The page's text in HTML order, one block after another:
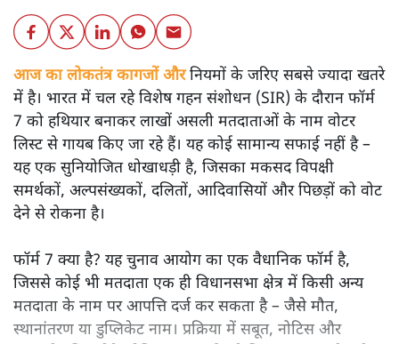
शीतल पी. सिंह
भारत में फॉर्म 7 के कथित दुरुपयोग से मताधिकार पर खतरा बढ़ा है।
पढ़िए, वैश्विक स्तर पर वोटर सप्रेशन की रणनीतियों और भारतीय
लोकतंत्र पर उसके असर की गंभीर पड़ताल।
आज का लोकतंत्र कागजों औरनियमों के जरिए सबसे ज्यादा खतरे
में है। भारत में चल रहे विशेष गहन संशोधन (SIR) के दौरान फॉर्म
7 को हथियार बनाकर लाखों असली मतदाताओं के नाम वोटर